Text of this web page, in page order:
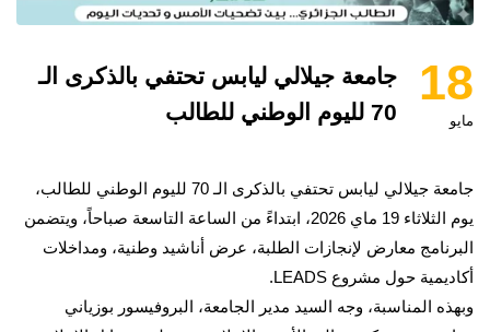
18
مايو
جامعة جيلالي ليابس تحتفي بالذكرى الـ
70 لليوم الوطني للطالب
جامعة جيلالي ليابس تحتفي بالذكرى الـ 70 لليوم الوطني للطالب،
يوم الثلاثاء 19 ماي 2026، ابتداءً من الساعة التاسعة صباحاً، ويتضمن
البرنامج معارض لإنجازات الطلبة، عرض أناشيد وطنية، ومداخلات
أكاديمية حول مشروع LEADS.
وبهذه المناسبة، وجه السيد مدير الجامعة، البروفيسور بوزياني